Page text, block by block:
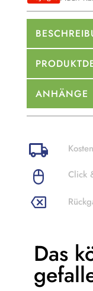
ANHÄNGE
Click
Das